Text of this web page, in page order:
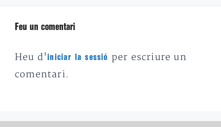
Feu un comentari
Heu d'iniciar la sessió
per escriure un
comentari.